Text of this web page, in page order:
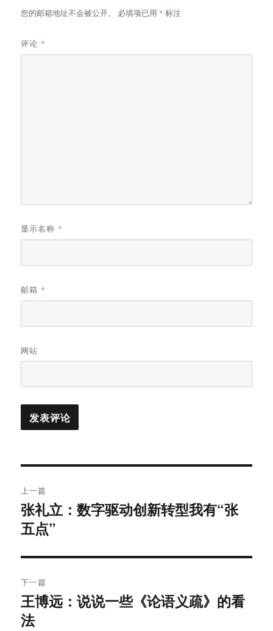
您的邮箱地址不会被公开。 必填项已用 * 标注
评论 *
显示名称 *
邮箱 *
网站
章
导
航
上一篇
上
篇
章：
张礼立：数字驱动创新转型我有“张
五点”
下一篇
下
篇
王博远：说说一些《论语义疏》的看
法